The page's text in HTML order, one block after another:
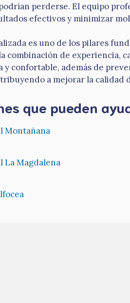
perderse. El equipo
efectivos y minimizar
es uno de los pilares
combinación de
y confortable, además de
a mejorar la calidad
que pueden
Montañana
La Magdalena